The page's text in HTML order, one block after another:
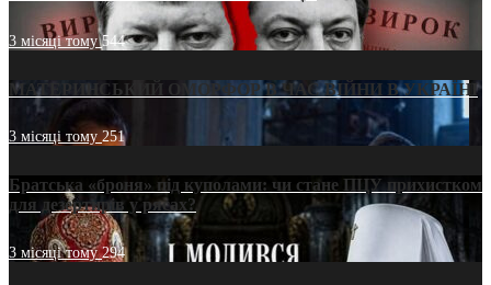
3 місяці тому544
МАТЕРИНСЬКИЙ ОМОРФОР В ЧАС ВІЙНИ В УКРАЇНІ
3 місяці тому251
Братська «броня» під куполами: чи стане ПЦУ прихистком
для дезертирів у рясах?
3 місяці тому294